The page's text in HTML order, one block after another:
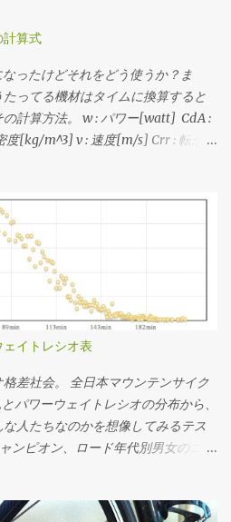
る。 3番目の速度の分布から、 最
時間がもっとも多くなる速度) を
の平均的なケイデンスにおけるギ
、手持ちのスプロケットで合致す
速度分布の最小値と最大値に収まっ
ージ個人TTみたく絶対チェーン落ち
のままで収まるようなギアを選ん
速度を求める場...
Power Profiling Spreadsheet v 4.0
装備で計算してます。このページで
いますが、グラフ自体はJavaScript
に値を見ることができますし、必
を弄ってみることもできますで
。ちなみにライダーの体重がもっ
さくなり、ライダーのパワーウェ
走れるようになります。逆に言う
重が小さい方が効く。その辺をま
計算式
ったけどそれをどう使うか？ま
ってる機材はタイムに換算すると
の計算方法。 w : パワー[watt] CdA :
度[kg/m^3] v : 速度[m/s] Crr : 転がり
変形) CdA = (w - Crr・m・g・v) /
から終端速度を求める式(1を三次方程
0.5 ・p ・CdA c = m ・g ・Crr d =
・a^2・d + 3・a・√(3・(27・
+ |(4・(-27・a^2・d - 3・a・√(3・
3) ・-1) それぞれこの3つの式で
、g=9.81m/s^2の状況におい
s(40km/h)で走る必要なパワーは1の
+ 0.004・65・9.81・11.11 w =
h)で209.07Wで走行時のCdAは2
65・9.81・11.11)/(0.5・1.226・
ームに乗り換えた...
イトレシオ表
差社会。 全日本マウンテンサイク
パワーウェイトレシオの分布から、
な人たちなのかを想像してみるテス
ンピオン、ロード年代別男女のゴー
布 最頻値は8.58316757(89分)で、標